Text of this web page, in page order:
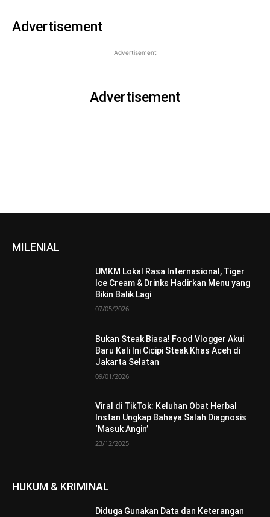
Advertisement
Advertisement
Advertisement
MILENIAL
UMKM Lokal Rasa Internasional, Tiger
Ice Cream & Drinks Hadirkan Menu yang
Bikin Balik Lagi
07/05/2026
Bukan Steak Biasa! Food Vlogger Akui
Baru Kali Ini Cicipi Steak Khas Aceh di
Jakarta Selatan
09/01/2026
Viral di TikTok: Keluhan Obat Herbal
Instan Ungkap Bahaya Salah Diagnosis
‘Masuk Angin’
23/12/2025
HUKUM & KRIMINAL
Diduga Gunakan Data dan Keterangan